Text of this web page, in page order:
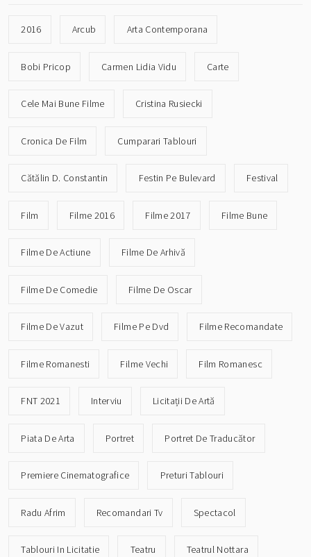
2016 Arcub Arta Contemporana
Bobi Pricop Carmen Lidia Vidu Carte
Cele Mai Bune Filme Cristina Rusiecki
Cronica De Film Cumparari Tablouri
Cătălin D. Constantin Festin Pe Bulevard Festival
Film Filme 2016 Filme 2017 Filme Bune
Filme De Actiune Filme De Arhivă
Filme De Comedie Filme De Oscar
Filme De Vazut Filme Pe Dvd Filme Recomandate
Filme Romanesti Filme Vechi Film Romanesc
FNT 2021 Interviu Licitații De Artă
Piata De Arta Portret Portret De Traducător
Premiere Cinematografice Preturi Tablouri
Radu Afrim Recomandari Tv Spectacol
Tablouri In Licitatie Teatru Teatrul Nottara